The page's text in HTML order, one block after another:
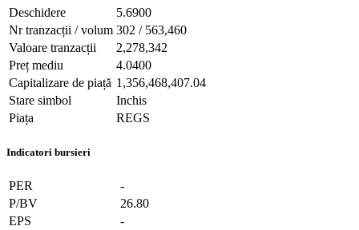
Deschidere
5.6900
Nr tranzacții / volum 302 / 563,460
Valoare tranzacții
2,278,342
Preț mediu
4.0400
Capitalizare de piață 1,356,468,407.04
Stare simbol
Inchis
Piața
REGS
Indicatori bursieri
PER
-
P/BV
26.80
EPS
-